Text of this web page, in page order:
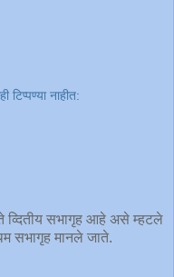
टिप्पण्‍या नाहीत:
व्दितीय सभागृह आहे असे म्हटले
सभागृह मानले जाते.